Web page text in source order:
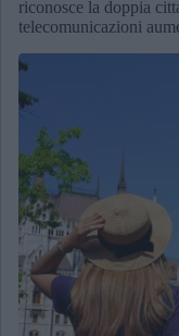
riconosce la doppia
telecomunicazioni